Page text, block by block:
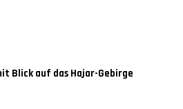
Blick auf das Hajar-Gebirge